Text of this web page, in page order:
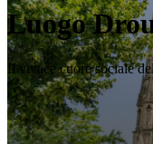
Luogo
Il vivace cuore sociale